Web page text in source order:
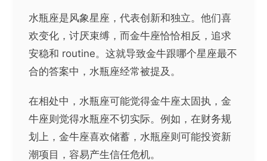
水瓶座是风象星座，代表创新和独立。他们喜
欢变化，讨厌束缚，而金牛座恰恰相反，追求
安稳和 routine。这就导致金牛跟哪个星座最不
合的答案中，水瓶座经常被提及。
在相处中，水瓶座可能觉得金牛座太固执，金
牛座则觉得水瓶座不切实际。例如，在财务规
划上，金牛座喜欢储蓄，水瓶座则可能投资新
潮项目，容易产生信任危机。